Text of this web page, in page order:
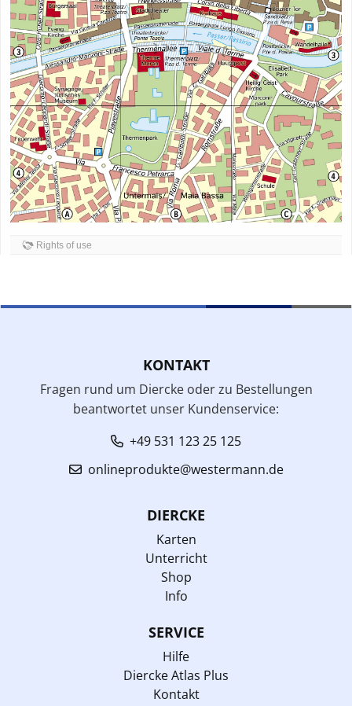
Rights of use
KONTAKT
Fragen rund um Diercke oder zu Bestellungen
beantwortet unser Kundenservice:
+49 531 123 25 125
onlineprodukte@westermann.de
DIERCKE
Karten
Unterricht
Shop
Info
SERVICE
Hilfe
Diercke Atlas Plus
Kontakt